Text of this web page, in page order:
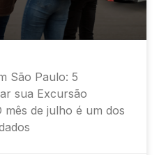
São Paulo: 5
sua Excursão
mês de julho é um dos